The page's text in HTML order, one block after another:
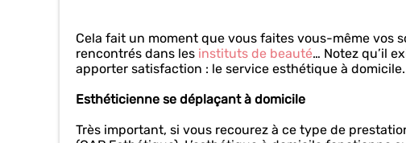
Cela fait un moment que vous faites vous-même vos
rencontrés dans les instituts de beauté… Notez qu’il
apporter satisfaction : le service esthétique à domicile.
Esthéticienne se déplaçant à domicile
Très important, si vous recourez à ce type de